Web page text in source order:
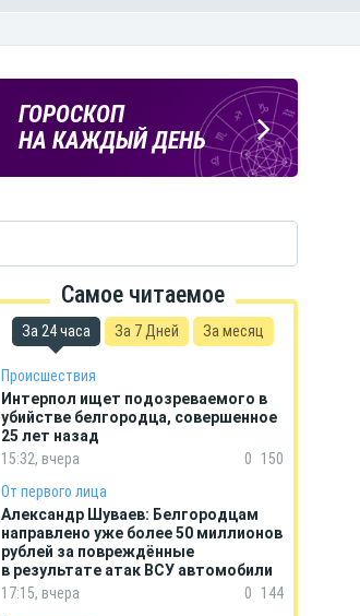
ГОРОСКОП
НА КАЖДЫЙ ДЕНЬ
ПОГОДА
В БЕЛГОРОДЕ
Подпишись
на тг-канал
«МОЁ! Белгород»
Самое читаемое
За 24 часа За 7 Дней За месяц
Происшествия
Интерпол ищет подозреваемого в
убийстве белгородца, совершенное
25 лет назад
15:32, вчера
0
150
От первого лица
Александр Шуваев: Белгородцам
направлено уже более 50 миллионов
рублей за повреждённые
в результате атак ВСУ автомобили
17:15, вчера
0
144